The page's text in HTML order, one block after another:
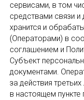
сервисами, в том
средствами связи и
хранится и
(Операторами) в
соглашением и
Субъект
документами.
за действия
в настоящем пункте